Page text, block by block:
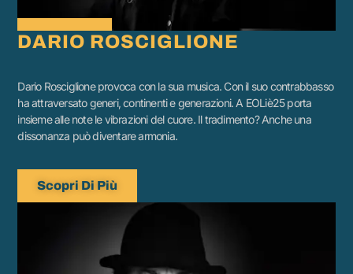
DARIO ROSCIGLIONE
Dario Rosciglione provoca con la sua musica. Con il suo contrabbasso
ha attraversato generi, continenti e generazioni. A EOLiè25 porta
insieme alle note le vibrazioni del cuore. Il tradimento? Anche una
dissonanza può diventare armonia.
Scopri Di Più